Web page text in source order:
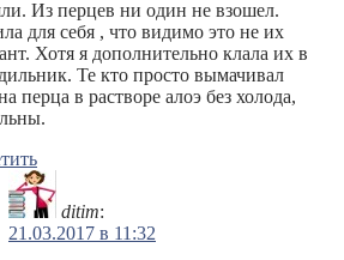
Из перцев ни один не взошел.
для себя , что видимо это не их
Хотя я дополнительно клала их в
Те кто просто вымачивал
перца в растворе алоэ без холода,
ditim:
21.03.2017 в 11:32